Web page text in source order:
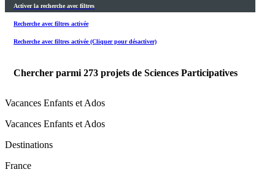
Activer la recherche avec filtres
Recherche avec filtres activée
Recherche avec filtres activée (Cliquer pour désactiver)
Chercher parmi 273 projets de Sciences Participatives
Vacances Enfants et Ados
Vacances Enfants et Ados
Destinations
France